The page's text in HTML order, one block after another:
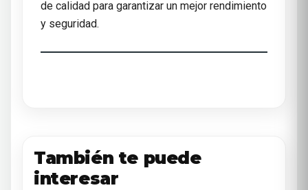
de calidad para garantizar un mejor rendimiento
y seguridad.
También te puede
interesar